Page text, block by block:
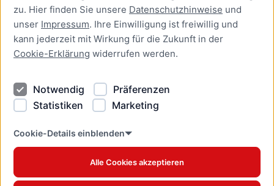
zu. Hier finden Sie unsere Datenschutzhinweise und
unser Impressum. Ihre Einwilligung ist freiwillig und
kann jederzeit mit Wirkung für die Zukunft in der
Cookie-Erklärung widerrufen werden.
Notwendig
Präferenzen
Statistiken
Marketing
Cookie-Details einblenden
Alle Cookies akzeptieren
Kontakt
Kontakt
Datenschutzhinweise
Barrierefreiheit
Cookie Erklärung
www.luebeck.de